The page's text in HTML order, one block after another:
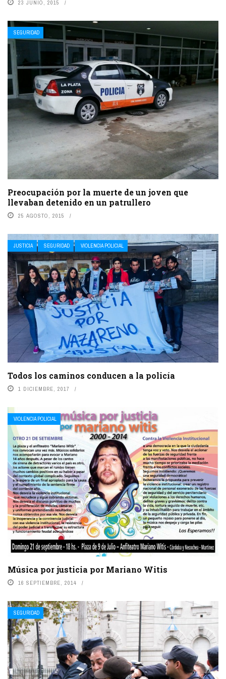
23 JUNIO, 2015
SEGURIDAD
Preocupación por la muerte de un joven que
llevaban detenido en un patrullero
25 AGOSTO, 2015
JUSTICIA SEGURIDAD VIOLENCIA POLICIAL
Todos los caminos conducen a la policía
1 DICIEMBRE, 2017
VIOLENCIA POLICIAL
Música por justicia por Mariano Witis
16 SEPTIEMBRE, 2014
SEGURIDAD